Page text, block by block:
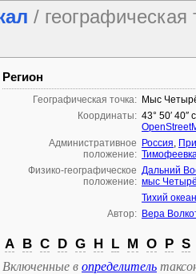
/ географическая
Регион
Географическая точка: Мыс
Координаты: 43° 50′ 40″
Административное
положение:
Россия,
Физико-географическое
положение:
Дальний
мыс
Тихий океан
Автор: Вера
A B C D G H L M O P S
Включенные в определитель